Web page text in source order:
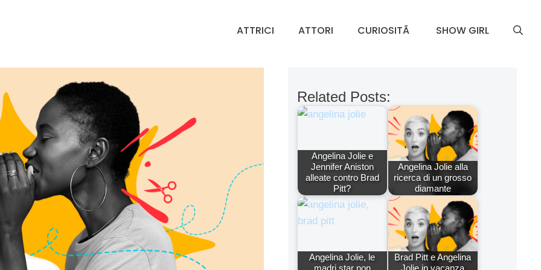
ATTRICI ATTORI CURIOSITÃ SHOW GIRL
Related Posts:
Angelina Jolie e
Jennifer Aniston
alleate contro Brad
Pitt?
Angelina Jolie alla
ricerca di un grosso
diamante
Angelina Jolie, le
Brad Pitt e Angelina